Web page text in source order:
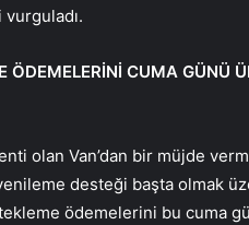
ÖDEMELERİNİ CUMA GÜNÜ
olan Van’dan bir müjde
desteği başta olmak
ödemelerini bu cuma